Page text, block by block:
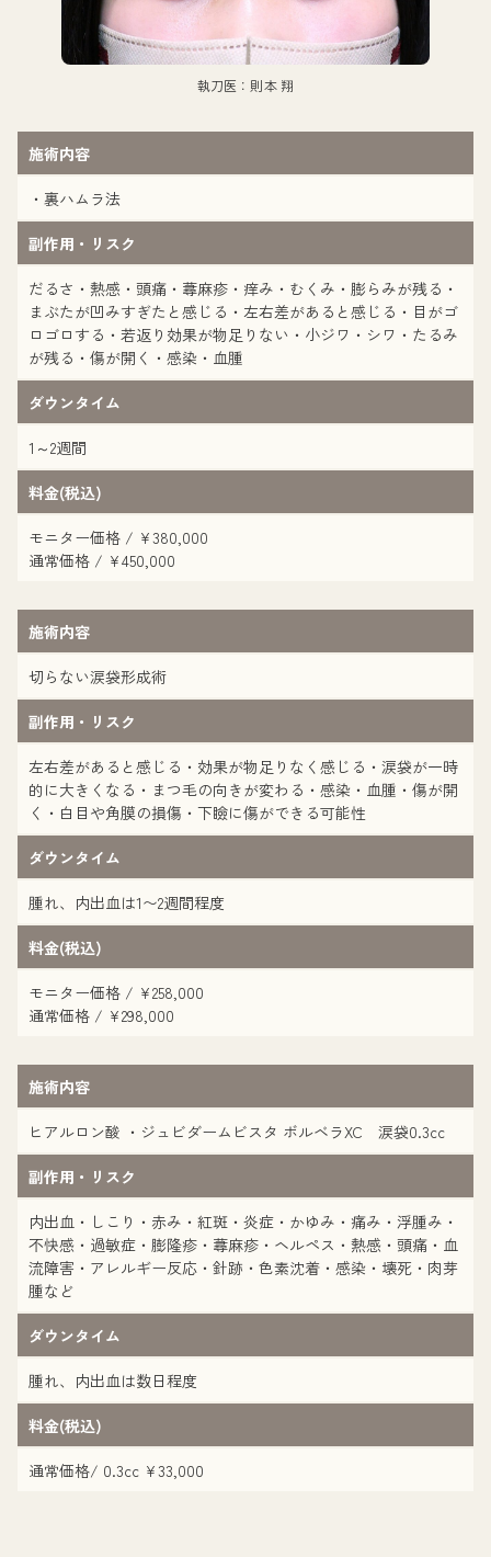
執刀医：則本 翔
施術内容
・裏ハムラ法
副作用・リスク
だるさ・熱感・頭痛・蕁麻疹・痒み・むくみ・膨らみが残る・
まぶたが凹みすぎたと感じる・左右差があると感じる・目がゴ
ロゴロする・若返り効果が物足りない・小ジワ・シワ・たるみ
が残る・傷が開く・感染・血腫
ダウンタイム
1～2週間
料金(税込)
モニター価格 / ¥380,000
通常価格 / ¥450,000
施術内容
切らない涙袋形成術
副作用・リスク
左右差があると感じる・効果が物足りなく感じる・涙袋が一時
的に大きくなる・まつ毛の向きが変わる・感染・血腫・傷が開
く・白目や角膜の損傷・下瞼に傷ができる可能性
ダウンタイム
腫れ、内出血は1〜2週間程度
料金(税込)
モニター価格 / ¥258,000
通常価格 / ¥298,000
施術内容
ヒアルロン酸 ・ジュビダームビスタ ボルベラXC 涙袋0.3cc
副作用・リスク
内出血・しこり・赤み・紅斑・炎症・かゆみ・痛み・浮腫み・
不快感・過敏症・膨隆疹・蕁麻疹・ヘルペス・熱感・頭痛・血
流障害・アレルギー反応・針跡・色素沈着・感染・壊死・肉芽
腫など
ダウンタイム
腫れ、内出血は数日程度
料金(税込)
通常価格/ 0.3cc ¥33,000